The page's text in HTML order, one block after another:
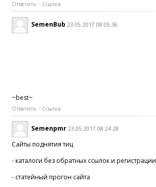
Ответить Ссылка
SemenBub 23.05.2017 08:05:36
~best~
Ответить Ссылка
Semenpmr 23.05.2017 08:24:28
Сайты поднятия тиц
- каталоги без обратных ссылок и регистрации
- статейный прогон сайта